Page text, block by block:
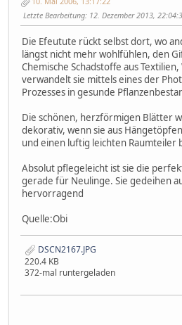
Letzte Bearbeitung: 12. Dezember 2013,
Die Efeutute rückt selbst dort, wo
längst nicht mehr wohlfühlen, den
Chemische Schadstoffe aus
verwandelt sie mittels eines der
Prozesses in gesunde
Die schönen, herzförmigen Blätter
dekorativ, wenn sie aus
und einen luftig leichten Raumteiler
Absolut pflegeleicht ist sie die
gerade für Neulinge. Sie gedeihen
hervorragend
Quelle:Obi
DSCN2167.JPG
220.4 KB
372-mal runtergeladen